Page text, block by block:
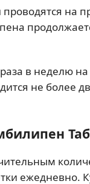
на
в неделю
не более
ежедневно.